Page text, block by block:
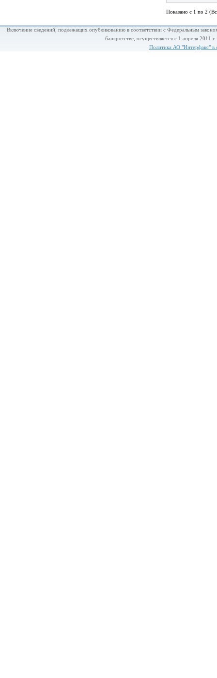
Показано с 1 по 2
Включение сведений, подлежащих опубликованию в соответствии с Федеральным
банкротстве, осуществляется с 1 апреля
Политика АО "Интерфакс" в